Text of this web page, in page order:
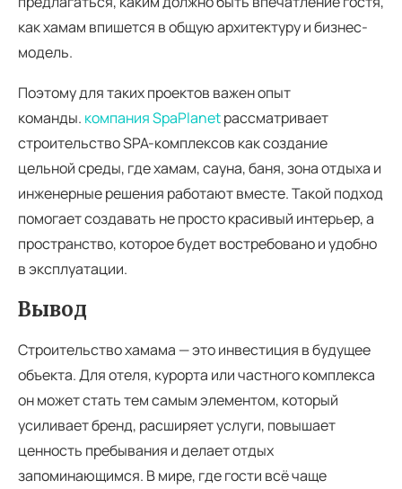
как хамам впишется в общую архитектуру и бизнес-
модель.
Поэтому для таких проектов важен опыт
команды. компания SpaPlanetрассматривает
строительство SPA-комплексов как создание
цельной среды, где хамам, сауна, баня, зона отдыха и
инженерные решения работают вместе. Такой подход
помогает создавать не просто красивый интерьер, а
пространство, которое будет востребовано и удобно
в эксплуатации.
Вывод
Строительство хамама — это инвестиция в будущее
объекта. Для отеля, курорта или частного комплекса
он может стать тем самым элементом, который
усиливает бренд, расширяет услуги, повышает
ценность пребывания и делает отдых
запоминающимся. В мире, где гости всё чаще